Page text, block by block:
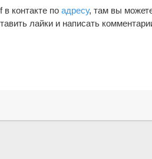
в контакте поадресу, там вы
лайки и написать